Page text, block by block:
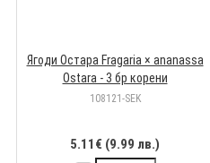
Ягоди Остара Fragaria × ananassa
Ostara - 3 бр корени
108121-SEK
5.11€ (9.99 лв.)